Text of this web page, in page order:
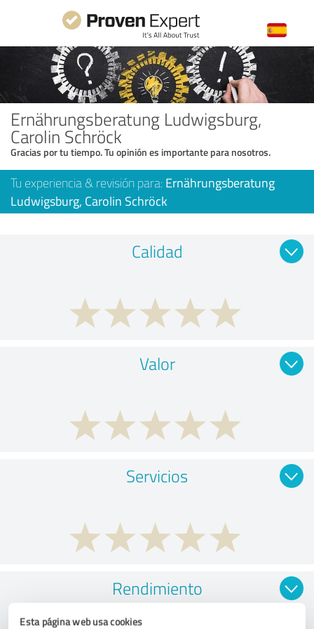
Esta página web usa cookies
Ernährungsberatung Ludwigsburg,
Carolin Schröck
Gracias por tu tiempo. Tu opinión es importante para nosotros.
Tu experiencia & revisión para: Ernährungsberatung
Ludwigsburg, Carolin Schröck
Calidad
Valor
Servicios
Rendimiento